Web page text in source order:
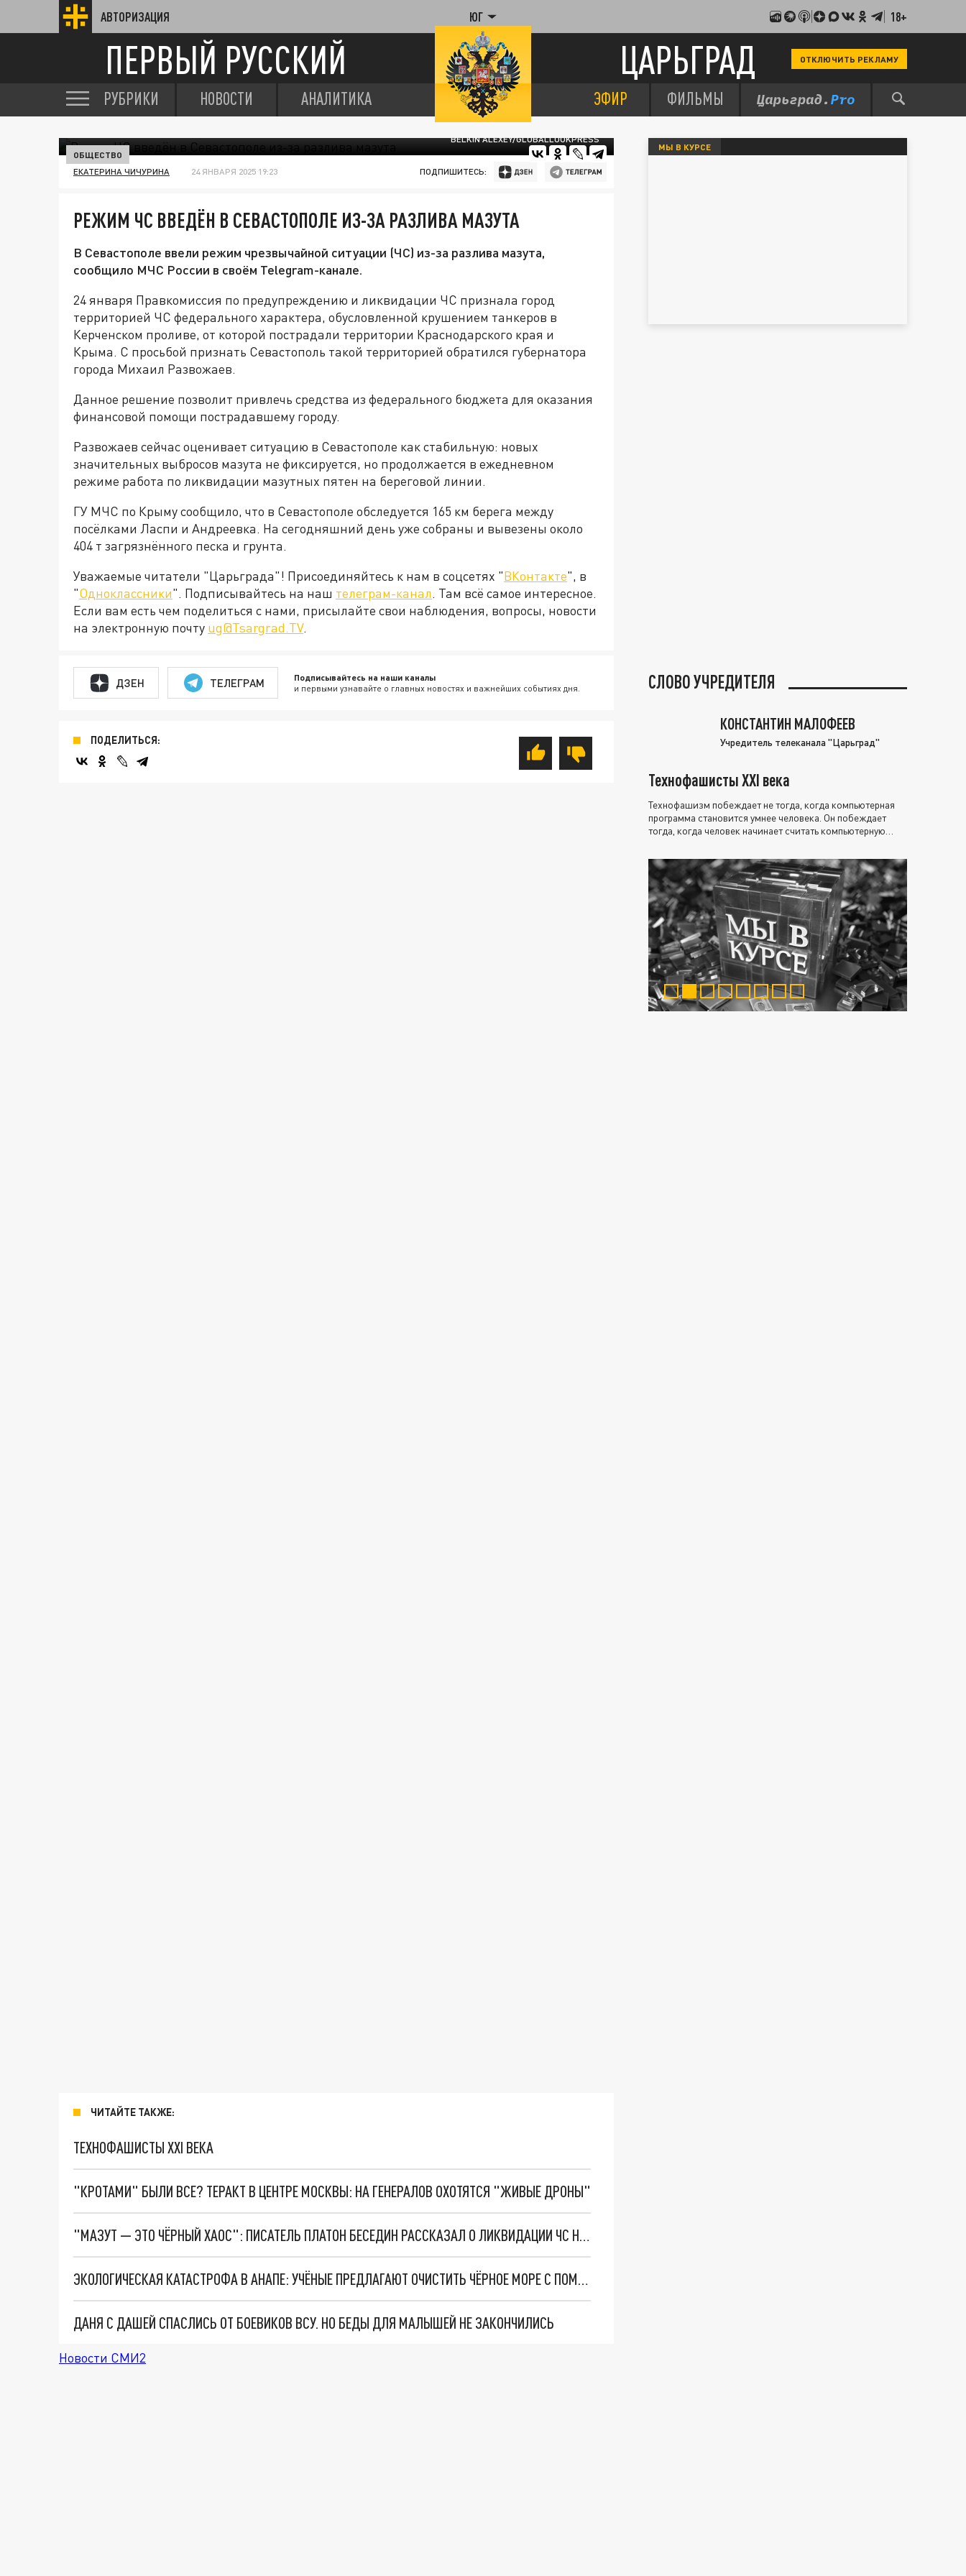
АВТОРИЗАЦИЯ ЮГ 18+
ПЕРВЫЙ РУССКИЙ ЦАРЬГРАД ОТКЛЮЧИТЬ РЕКЛАМУ
РУБРИКИ НОВОСТИ АНАЛИТИКА ЭФИР ФИЛЬМЫ
BELKIN ALEXEY/GLOBALLOOKPRESS
ОБЩЕСТВО
ЕКАТЕРИНА ЧИЧУРИНА 24 ЯНВАРЯ 2025 19:23 ПОДПИШИТЕСЬ:
РЕЖИМ ЧС ВВЕДЁН В СЕВАСТОПОЛЕ ИЗ-ЗА РАЗЛИВА МАЗУТА
В Севастополе ввели режим чрезвычайной ситуации (ЧС) из-за разлива мазута,
сообщило МЧС России в своём Telegram-канале.
24 января Правкомиссия по предупреждению и ликвидации ЧС признала город
территорией ЧС федерального характера, обусловленной крушением танкеров в
Керченском проливе, от которой пострадали территории Краснодарского края и
Крыма. С просьбой признать Севастополь такой территорией обратился губернатора
города Михаил Развожаев.
Данное решение позволит привлечь средства из федерального бюджета для оказания
финансовой помощи пострадавшему городу.
Развожаев сейчас оценивает ситуацию в Севастополе как стабильную: новых
значительных выбросов мазута не фиксируется, но продолжается в ежедневном
режиме работа по ликвидации мазутных пятен на береговой линии.
ГУ МЧС по Крыму сообщило, что в Севастополе обследуется 165 км берега между
посёлками Ласпи и Андреевка. На сегодняшний день уже собраны и вывезены около
404 т загрязнённого песка и грунта.
Уважаемые читатели "Царьграда"! Присоединяйтесь к нам в соцсетях "ВКонтакте", в
"Одноклассники". Подписывайтесь на наш телеграм-канал. Там всё самое интересное.
Если вам есть чем поделиться с нами, присылайте свои наблюдения, вопросы, новости
на электронную почту ug@Tsargrad.TV.
ДЗЕН ТЕЛЕГРАМ Подписывайтесь на наши каналы
и первыми узнавайте о главных новостях и важнейших событиях дня.
ПОДЕЛИТЬСЯ:
ЧИТАЙТЕ ТАКЖЕ:
ТЕХНОФАШИСТЫ XXI ВЕКА
"КРОТАМИ" БЫЛИ ВСЕ? ТЕРАКТ В ЦЕНТРЕ МОСКВЫ: НА ГЕНЕРАЛОВ ОХОТЯТСЯ "ЖИВЫЕ ДРОНЫ"
"МАЗУТ — ЭТО ЧЁРНЫЙ ХАОС": ПИСАТЕЛЬ ПЛАТОН БЕСЕДИН РАССКАЗАЛ О ЛИКВИДАЦИИ ЧС НА ПЛЯЖАХ СЕВАСТОПОЛЯ
ЭКОЛОГИЧЕСКАЯ КАТАСТРОФА В АНАПЕ: УЧЁНЫЕ ПРЕДЛАГАЮТ ОЧИСТИТЬ ЧЁРНОЕ МОРЕ С ПОМОЩЬЮ БАКТЕРИЙ И ВОДОРОСЛЕЙ
ДАНЯ С ДАШЕЙ СПАСЛИСЬ ОТ БОЕВИКОВ ВСУ. НО БЕДЫ ДЛЯ МАЛЫШЕЙ НЕ ЗАКОНЧИЛИСЬ
Новости СМИ2
МЫ В КУРСЕ
СЛОВО УЧРЕДИТЕЛЯ
КОНСТАНТИН МАЛОФЕЕВ
Учредитель телеканала "Царьград"
Технофашисты XXI века
Технофашизм побеждает не тогда, когда компьютерная
программа становится умнее человека. Он побеждает
тогда, когда человек начинает считать компьютерную